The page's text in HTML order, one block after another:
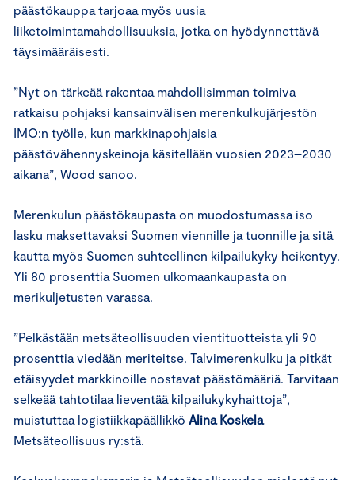
päästökauppa tarjoaa myös uusia
liiketoimintamahdollisuuksia, jotka on hyödynnettävä
täysimääräisesti.
”Nyt on tärkeää rakentaa mahdollisimman toimiva
ratkaisu pohjaksi kansainvälisen merenkulkujärjestön
IMO:n työlle, kun markkinapohjaisia
päästövähennyskeinoja käsitellään vuosien 2023–2030
aikana”, Wood sanoo.
Merenkulun päästökaupasta on muodostumassa iso
lasku maksettavaksi Suomen viennille ja tuonnille ja sitä
kautta myös Suomen suhteellinen kilpailukyky heikentyy.
Yli 80 prosenttia Suomen ulkomaankaupasta on
merikuljetusten varassa.
”Pelkästään metsäteollisuuden vientituotteista yli 90
prosenttia viedään meriteitse. Talvimerenkulku ja pitkät
etäisyydet markkinoille nostavat päästömääriä. Tarvitaan
selkeää tahtotilaa lieventää kilpailukykyhaittoja”,
muistuttaa logistiikkapäällikkö Alina Koskela
Metsäteollisuus ry:stä.